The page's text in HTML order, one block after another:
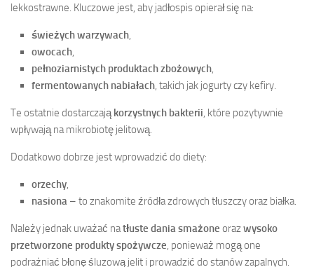
lekkostrawne. Kluczowe jest, aby jadłospis opierał się na:
świeżych warzywach,
owocach,
pełnoziarnistych produktach zbożowych,
fermentowanych nabiałach, takich jak jogurty czy kefiry.
Te ostatnie dostarczająkorzystnych bakterii, które pozytywnie
wpływają na mikrobiotę jelitową.
Dodatkowo dobrze jest wprowadzić do diety:
orzechy,
nasiona – to znakomite źródła zdrowych tłuszczy oraz białka.
Należy jednak uważać natłuste dania smażone orazwysoko
przetworzone produkty spożywcze, ponieważ mogą one
podrażniać błonę śluzową jelit i prowadzić do stanów zapalnych.